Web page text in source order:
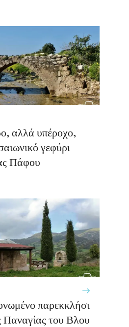
αλλά υπέροχο,
γεφύρι
Πάφου
παρεκκλήσι
Παναγίας του Βλου